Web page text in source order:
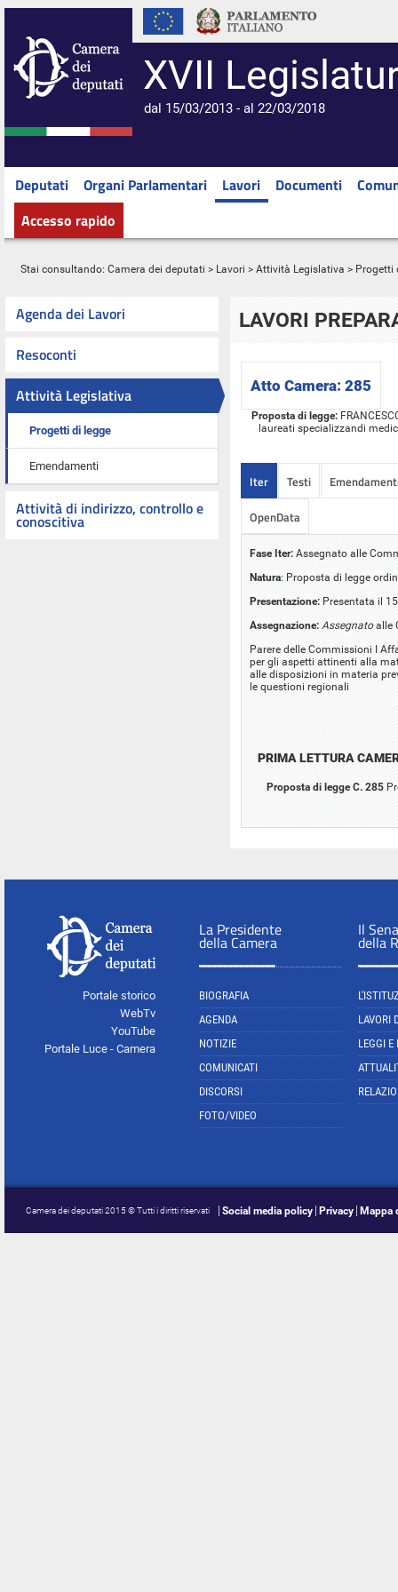
XVII
dal 15/03/2013 - al 22/03/2018
Deputati Organi Parlamentari Lavori Documenti
Accesso rapido
Stai consultando: Camera dei deputati > Lavori > Attività Legislativa > Progetti
Agenda dei Lavori
Resoconti
Attività Legislativa
Progetti di legge
Emendamenti
Attività di indirizzo, controllo e
conoscitiva
LAVORI
Atto Camera: 285
Proposta di legge:
laureati specializzandi
Iter Testi
OpenData
Fase Iter: Assegnato alle
Natura: Proposta di legge
Presentazione: Presentata il
Assegnazione: Assegnatoalle
Parere delle Commissioni I
per gli aspetti attinenti alla
alle disposizioni in materia
le questioni regionali
PRIMA LETTURA
Proposta di legge C. 285
Portale storico
WebTv
YouTube
Portale Luce - Camera
La Presidente
della Camera
BIOGRAFIA
AGENDA
NOTIZIE
COMUNICATI
DISCORSI
FOTO/VIDEO
Il
della
LAVORI
LEGGI E
Camera dei deputati 2015 © Tutti i diritti riservati Social media policy Privacy Mappa